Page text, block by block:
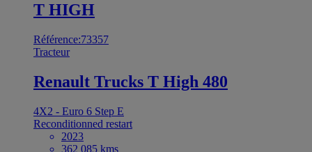
T HIGH
Référence:73357
Tracteur
Renault Trucks T High 480
4X2 - Euro 6 Step E
Reconditionned restart
2023
362 085 kms